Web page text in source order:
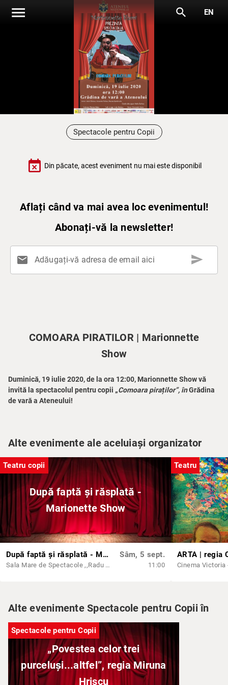
menu search EN
Spectacole pentru Copii
event_busy Din păcate, acest eveniment nu mai este disponibil
Aflați când va mai avea loc evenimentul!
Abonați-vă la newsletter!
mail Adăugați-vă adresa de email aici send
COMOARA PIRATILOR | Marionnette
Show
Duminică, 19 iulie 2020, de la ora 12:00, Marionnette Show vă
invită la spectacolul pentru copii „Comoara piraților”, înGrădina
de vară a Ateneului!
Alte evenimente ale aceluiași organizator
Teatru copii
După faptă și răsplată -
Marionette Show
După faptă și răsplată - Marionette Show
Sala Mare de Spectacole ,,Radu Beligan'' Ateneul din Iași
Sâm, 5 sept.
11:00
Teatru
ARTA | regia
Cinema Victoria
Alte evenimente Spectacole pentru Copii în
Spectacole pentru Copii
„Povestea celor trei
purceluși...altfel”, regia Miruna
Hriscu